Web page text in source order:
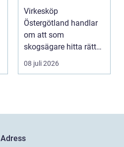
mer av sin skog
Virkesköp
Östergötland handlar
om att som
skogsägare hitta rätt
köpare...
08 juli 2026
Adress